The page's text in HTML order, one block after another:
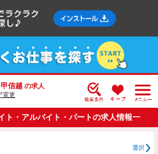
信越 の求人
変更
ト・アルバイト・パートの求人情報一
覧
選択